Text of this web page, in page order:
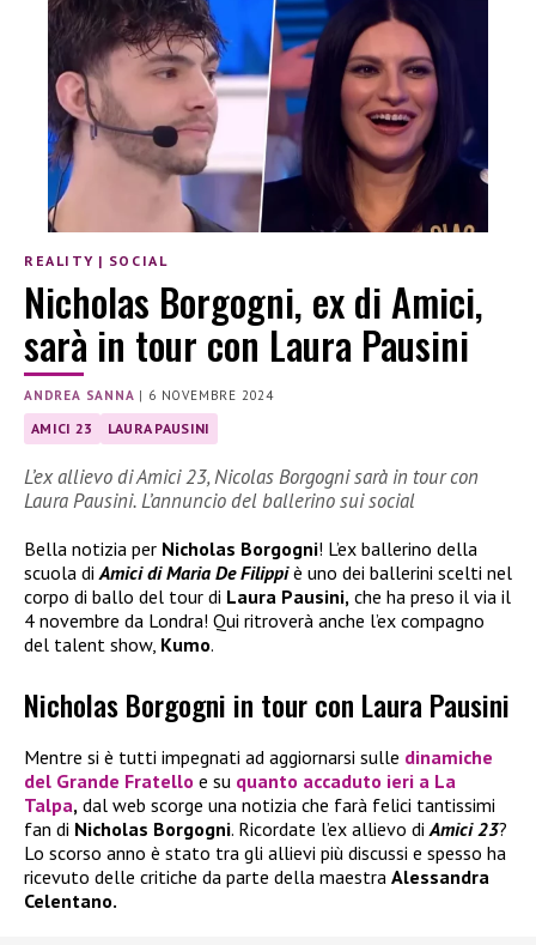
REALITY | SOCIAL
Nicholas Borgogni, ex di Amici,
sarà in tour con Laura Pausini
ANDREA SANNA | 6 NOVEMBRE 2024
AMICI 23 LAURA PAUSINI
L’ex allievo di Amici 23, Nicolas Borgogni sarà in tour con
Laura Pausini. L’annuncio del ballerino sui social
Bella notizia per Nicholas Borgogni! L’ex ballerino della
scuola di Amici di Maria De Filippiè uno dei ballerini scelti nel
corpo di ballo del tour di Laura Pausini, che ha preso il via il
4 novembre da Londra! Qui ritroverà anche l’ex compagno
del talent show, Kumo.
Nicholas Borgogni in tour con Laura Pausini
Mentre si è tutti impegnati ad aggiornarsi sulle dinamiche
del Grande Fratello e su quanto accaduto ieri a La
Talpa, dal web scorge una notizia che farà felici tantissimi
fan di Nicholas Borgogni. Ricordate l’ex allievo diAmici 23?
Lo scorso anno è stato tra gli allievi più discussi e spesso ha
ricevuto delle critiche da parte della maestra Alessandra
Celentano.